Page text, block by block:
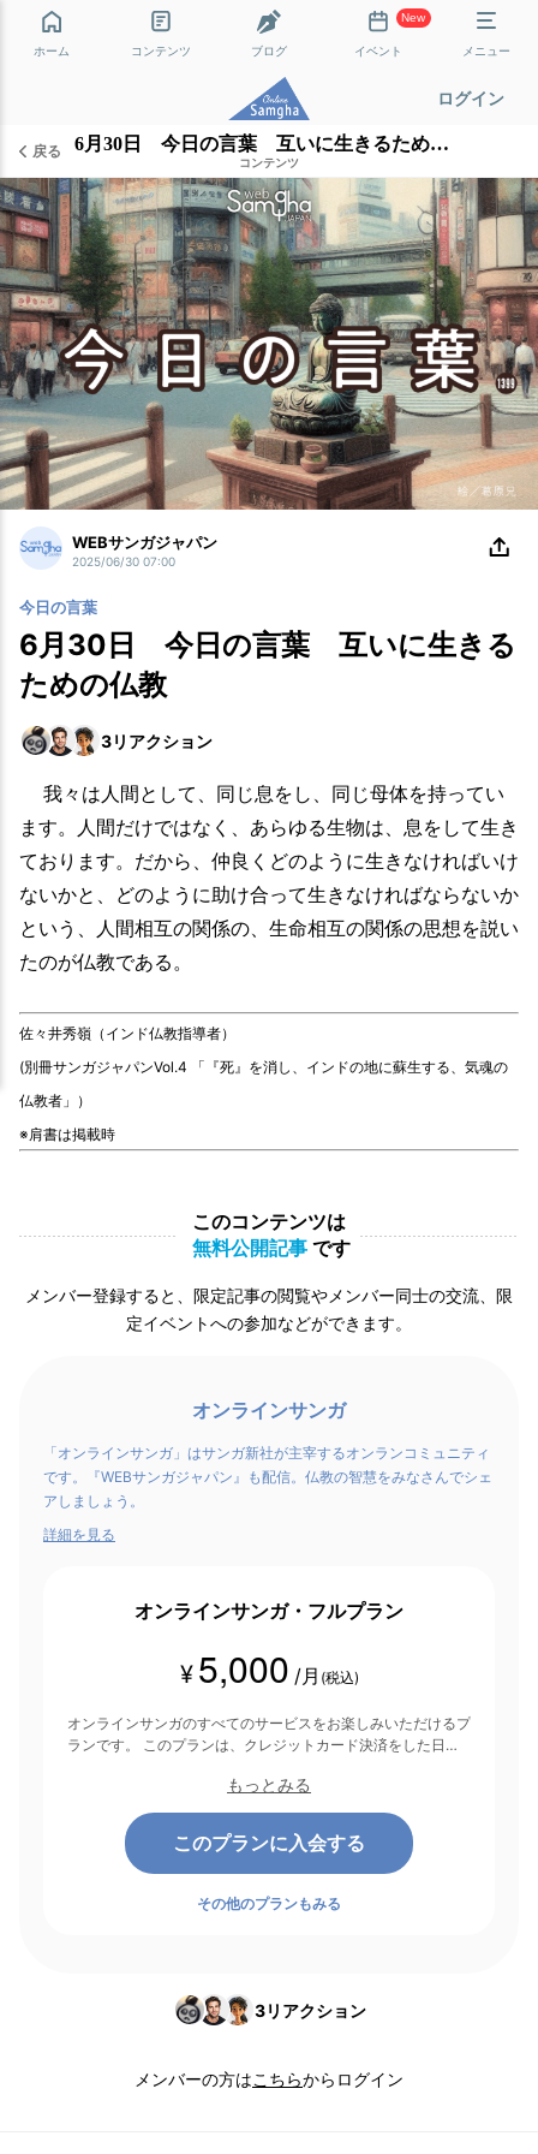
ホーム コンテンツ ブログ
New
イベント メニュー
ログイン
戻る 6月30日 今日の言葉 互いに生きるための仏教
コンテンツ
WEBサンガジャパン
2025/06/30 07:00
今日の言葉
6月30日 今日の言葉 互いに生きる
ための仏教
3リアクション
我々は人間として、同じ息をし、同じ母体を持ってい
ます。人間だけではなく、あらゆる生物は、息をして生き
ております。だから、仲良くどのように生きなければいけ
ないかと、どのように助け合って生きなければならないか
という、人間相互の関係の、生命相互の関係の思想を説い
たのが仏教である。
佐々井秀嶺（インド仏教指導者）
(別冊サンガジャパンVol.4 「『死』を消し、インドの地に蘇生する、気魂の
仏教者」）
※肩書は掲載時
このコンテンツは
無料公開記事 です
メンバー登録すると、限定記事の閲覧やメンバー同士の交流、限
定イベントへの参加などができます。
オンラインサンガ
「オンラインサンガ」はサンガ新社が主宰するオンランコミュニティ
です。『WEBサンガジャパン』も配信。仏教の智慧をみなさんでシェ
アしましょう。
詳細を見る
オンラインサンガ・フルプラン
¥ 5,000 /月 (税込)
オンラインサンガのすべてのサービスをお楽しみいただけるプ
ランです。 このプランは、クレジットカード決済をした日を
もっとみる
このプランに入会する
その他のプランもみる
3リアクション
メンバーの方はこちらからログイン